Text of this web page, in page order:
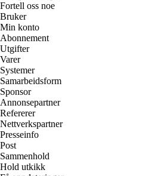
Fortell oss noe
Bruker
Min konto
Abonnement
Utgifter
Varer
Systemer
Samarbeidsform
Sponsor
Annonsepartner
Refererer
Nettverkspartner
Presseinfo
Post
Sammenhold
Hold utkikk